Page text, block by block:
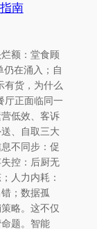
南
额：堂食顾
仍在涌入；自
有货，为什么
正面临同一
低效、客诉
、自取三大
不同步：促
控：后厨无
人力内耗：
；数据孤
略。这不仅
题。智能